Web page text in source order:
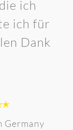
ich
ich für
Dank
Germany